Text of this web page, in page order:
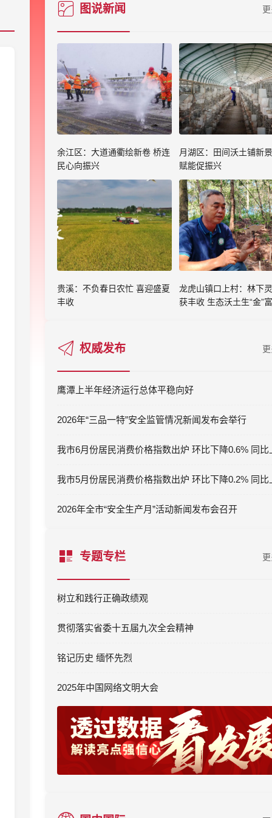
图说新闻
余江区：大道通衢绘新卷 桥连
民心向振兴
月湖区：田间沃土铺新
赋能促振兴
贵溪：不负春日农忙 喜迎盛夏
丰收
龙虎山镇口上村：林下
获丰收 生态沃土生“金”
权威发布
鹰潭上半年经济运行总体平稳向好
2026年“三品一特”安全监管情况新闻发布会举行
2026年全市“安全生产月”活动新闻发布会召开
专题专栏
树立和践行正确政绩观
贯彻落实省委十五届九次全会精神
铭记历史 缅怀先烈
2025年中国网络文明大会